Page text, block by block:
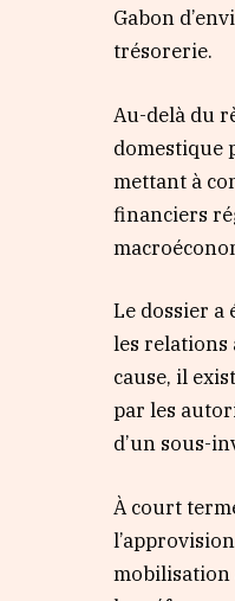
Gabon
trésorerie.
Au-delà du
domestique
mettant à
financiers
Le dossier a
les relations
cause, il
par les
d’un sous-
À court
mobilisation